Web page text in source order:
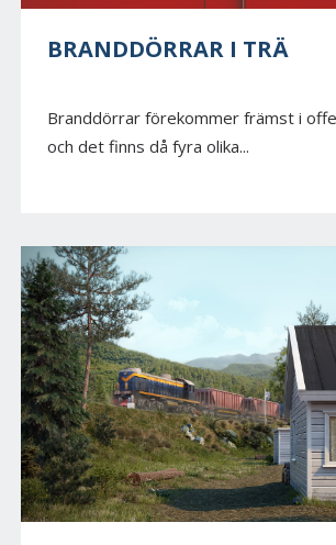
BRANDDÖRRAR I TRÄ
Branddörrar förekommer främst i
och det finns då fyra olika...